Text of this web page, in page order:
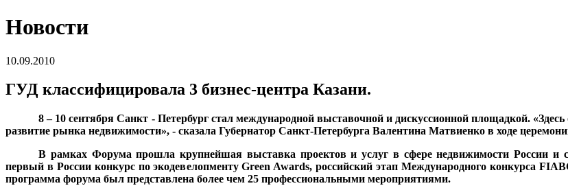
Новости
10.09.2010
ГУД классифицировала 3 бизнес-центра Казани.
8 – 10 сентября Санкт - Петербург стал международной выставочной и дискуссионной площадкой.
развитие рынка недвижимости», - сказала Губернатор Санкт-Петербурга Валентина Матвиенко в ходе
В рамках Форума прошла крупнейшая выставка проектов и услуг в сфере недвижимости России
первый в России конкурс по экодевелопменту Green Awards, российский этап Международного конкурса
программа форума был представлена более чем 25 профессиональными мероприятиями.